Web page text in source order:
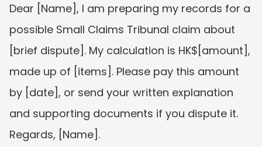
Dear [Name], I am preparing my records for a
possible Small Claims Tribunal claim about
[brief dispute]. My calculation is HK$[amount],
made up of [items]. Please pay this amount
by [date], or send your written explanation
and supporting documents if you dispute it.
Regards, [Name].